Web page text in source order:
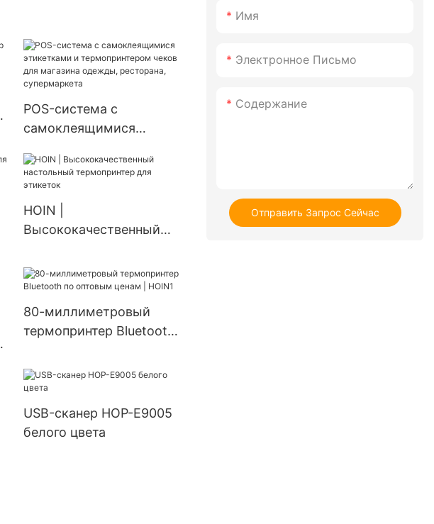
POS-система с
самоклеящимися
термопринтером чеков
для магазина одежды,
ресторана, супермаркета
HOIN |
Высококачественный
термопринтер для
этикеток
80-миллиметровый
термопринтер Bluetooth
HOIN1
USB-сканер HOP-E9005
белого цвета
Имя
Электронное Письмо
Содержание
Отправить Запрос Сейчас